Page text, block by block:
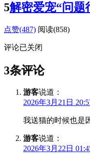
5解密爱宠“问题
点赞(487) 阅读(858)
评论已关闭
3条评论
游客说道：
2026年3月21日
我送猫的时候也是
游客说道：
2026年3月22日